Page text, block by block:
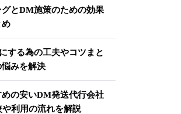
とDM施策のための効果
め
する為の工夫やコツまと
みを解決
の安いDM発送代行会社
や利用の流れを解説